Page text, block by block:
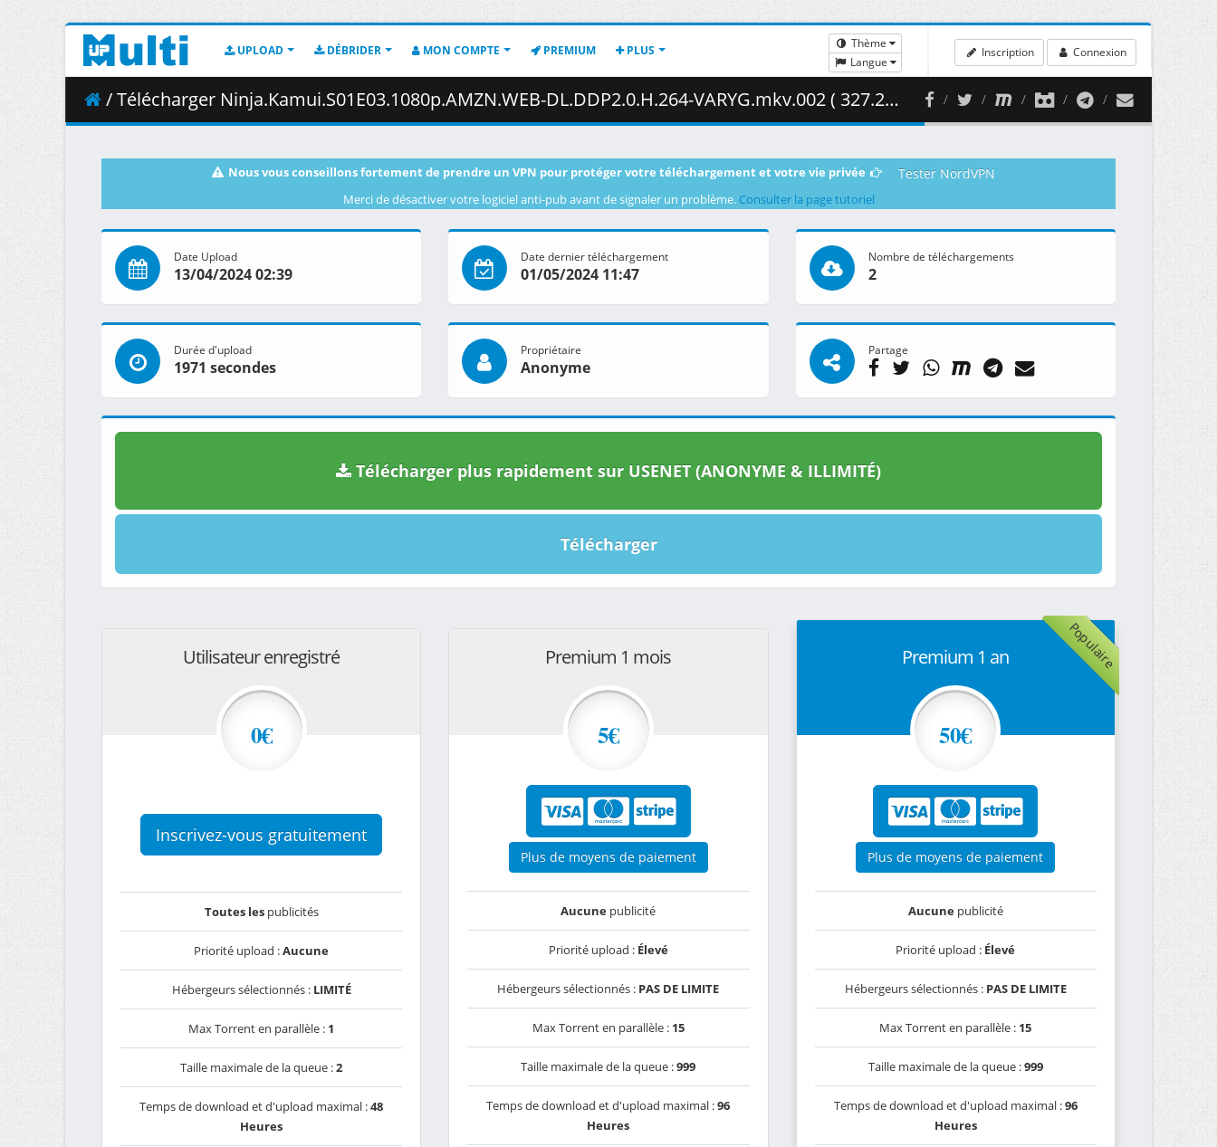
UPLOAD DÉBRIDER MON COMPTE PREMIUM PLUS
Thème
Langue
Inscription Connexion
/ Télécharger Ninja.Kamui.S01E03.1080p.AMZN.WEB-DL.DDP2.0.H.264-VARYG.mkv.002 ( 327.25 MB )
Nous vous conseillons fortement de prendre un VPN pour protéger votre téléchargement et votre vie privée Tester NordVPN
Merci de désactiver votre logiciel anti-pub avant de signaler un problème. Consulter la page tutoriel
Date Upload
13/04/2024 02:39
Date dernier téléchargement
01/05/2024 11:47
Nombre de téléchargements
2
Durée d'upload
1971 secondes
Propriétaire
Anonyme
Partage
Télécharger plus rapidement sur USENET (ANONYME & ILLIMITÉ)
Télécharger
Utilisateur enregistré
0€
Inscrivez-vous gratuitement
Toutes lespublicités
Priorité upload :Aucune
Hébergeurs sélectionnés : LIMITÉ
Max Torrent en parallèle : 1
Taille maximale de la queue :2
Temps de download et d'upload maximal :48
Heures
Premium 1 mois
5€
Plus de moyens de paiement
Aucune publicité
Priorité upload : Élevé
Hébergeurs sélectionnés : PAS DE LIMITE
Max Torrent en parallèle : 15
Taille maximale de la queue :999
Temps de download et d'upload maximal :96
Heures
Populaire
Premium 1 an
50€
Plus de moyens de paiement
Aucunepublicité
Priorité upload : Élevé
Hébergeurs sélectionnés : PAS DE LIMITE
Max Torrent en parallèle : 15
Taille maximale de la queue :999
Temps de download et d'upload maximal :96
Heures